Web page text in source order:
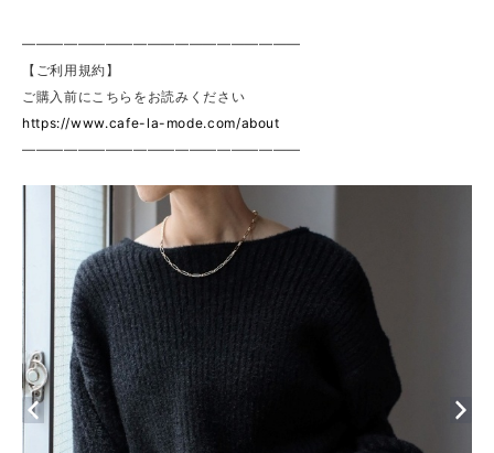
————————————————————
【ご利用規約】
ご購入前にこちらをお読みください
https://www.cafe-la-mode.com/about
————————————————————